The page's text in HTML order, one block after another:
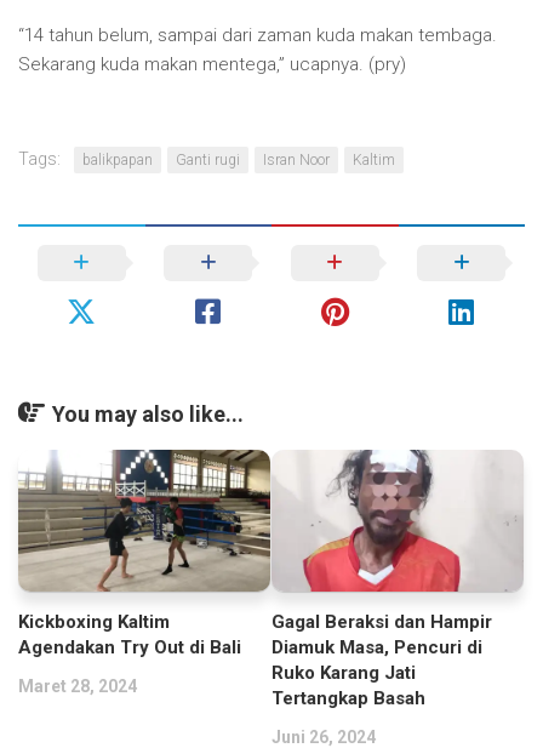
“14 tahun belum, sampai dari zaman kuda makan tembaga.
Sekarang kuda makan mentega,” ucapnya. (pry)
Tags: balikpapan Ganti rugi Isran Noor Kaltim
You may also like...
Kickboxing Kaltim
Agendakan Try Out di Bali
Maret 28, 2024
Gagal Beraksi dan Hampir
Diamuk Masa, Pencuri di
Ruko Karang Jati
Tertangkap Basah
Juni 26, 2024